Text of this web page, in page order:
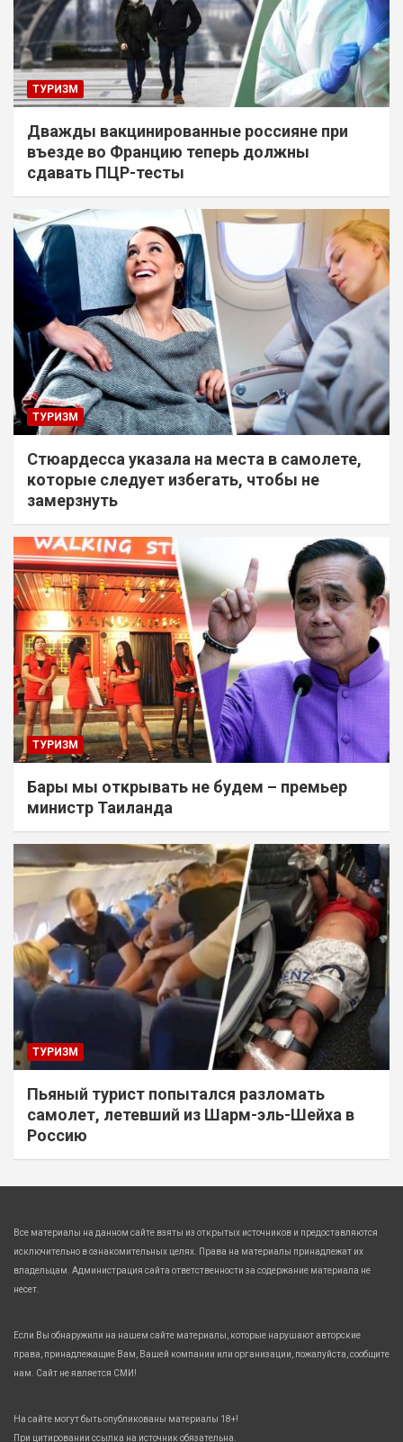
ТУРИЗМ
Дважды вакцинированные россияне при
въезде во Францию теперь должны
сдавать ПЦР-тесты
ТУРИЗМ
Стюардесса указала на места в самолете,
которые следует избегать, чтобы не
замерзнуть
ТУРИЗМ
Бары мы открывать не будем – премьер
министр Таиланда
ТУРИЗМ
Пьяный турист попытался разломать
самолет, летевший из Шарм-эль-Шейха в
Россию
Все материалы на данном сайте взяты из открытых источников и предоставляются
исключительно в ознакомительных целях. Права на материалы принадлежат их
владельцам. Администрация сайта ответственности за содержание материала не
несет.
Если Вы обнаружили на нашем сайте материалы, которые нарушают авторские
права, принадлежащие Вам, Вашей компании или организации, пожалуйста, сообщите
нам. Сайт не является СМИ!
На сайте могут быть опубликованы материалы 18+!
При цитировании ссылка на источник обязательна.